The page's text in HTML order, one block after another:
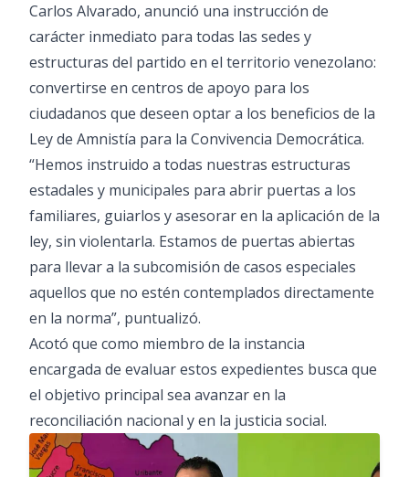
Carlos Alvarado, anunció una instrucción de
carácter inmediato para todas las sedes y
estructuras del partido en el territorio venezolano:
convertirse en centros de apoyo para los
ciudadanos que deseen optar a los beneficios de la
Ley de Amnistía para la Convivencia Democrática.
“Hemos instruido a todas nuestras estructuras
estadales y municipales para abrir puertas a los
familiares, guiarlos y asesorar en la aplicación de la
ley, sin violentarla. Estamos de puertas abiertas
para llevar a la subcomisión de casos especiales
aquellos que no estén contemplados directamente
en la norma”, puntualizó.
Acotó que como miembro de la instancia
encargada de evaluar estos expedientes busca que
el objetivo principal sea avanzar en la
reconciliación nacional y en la justicia social.